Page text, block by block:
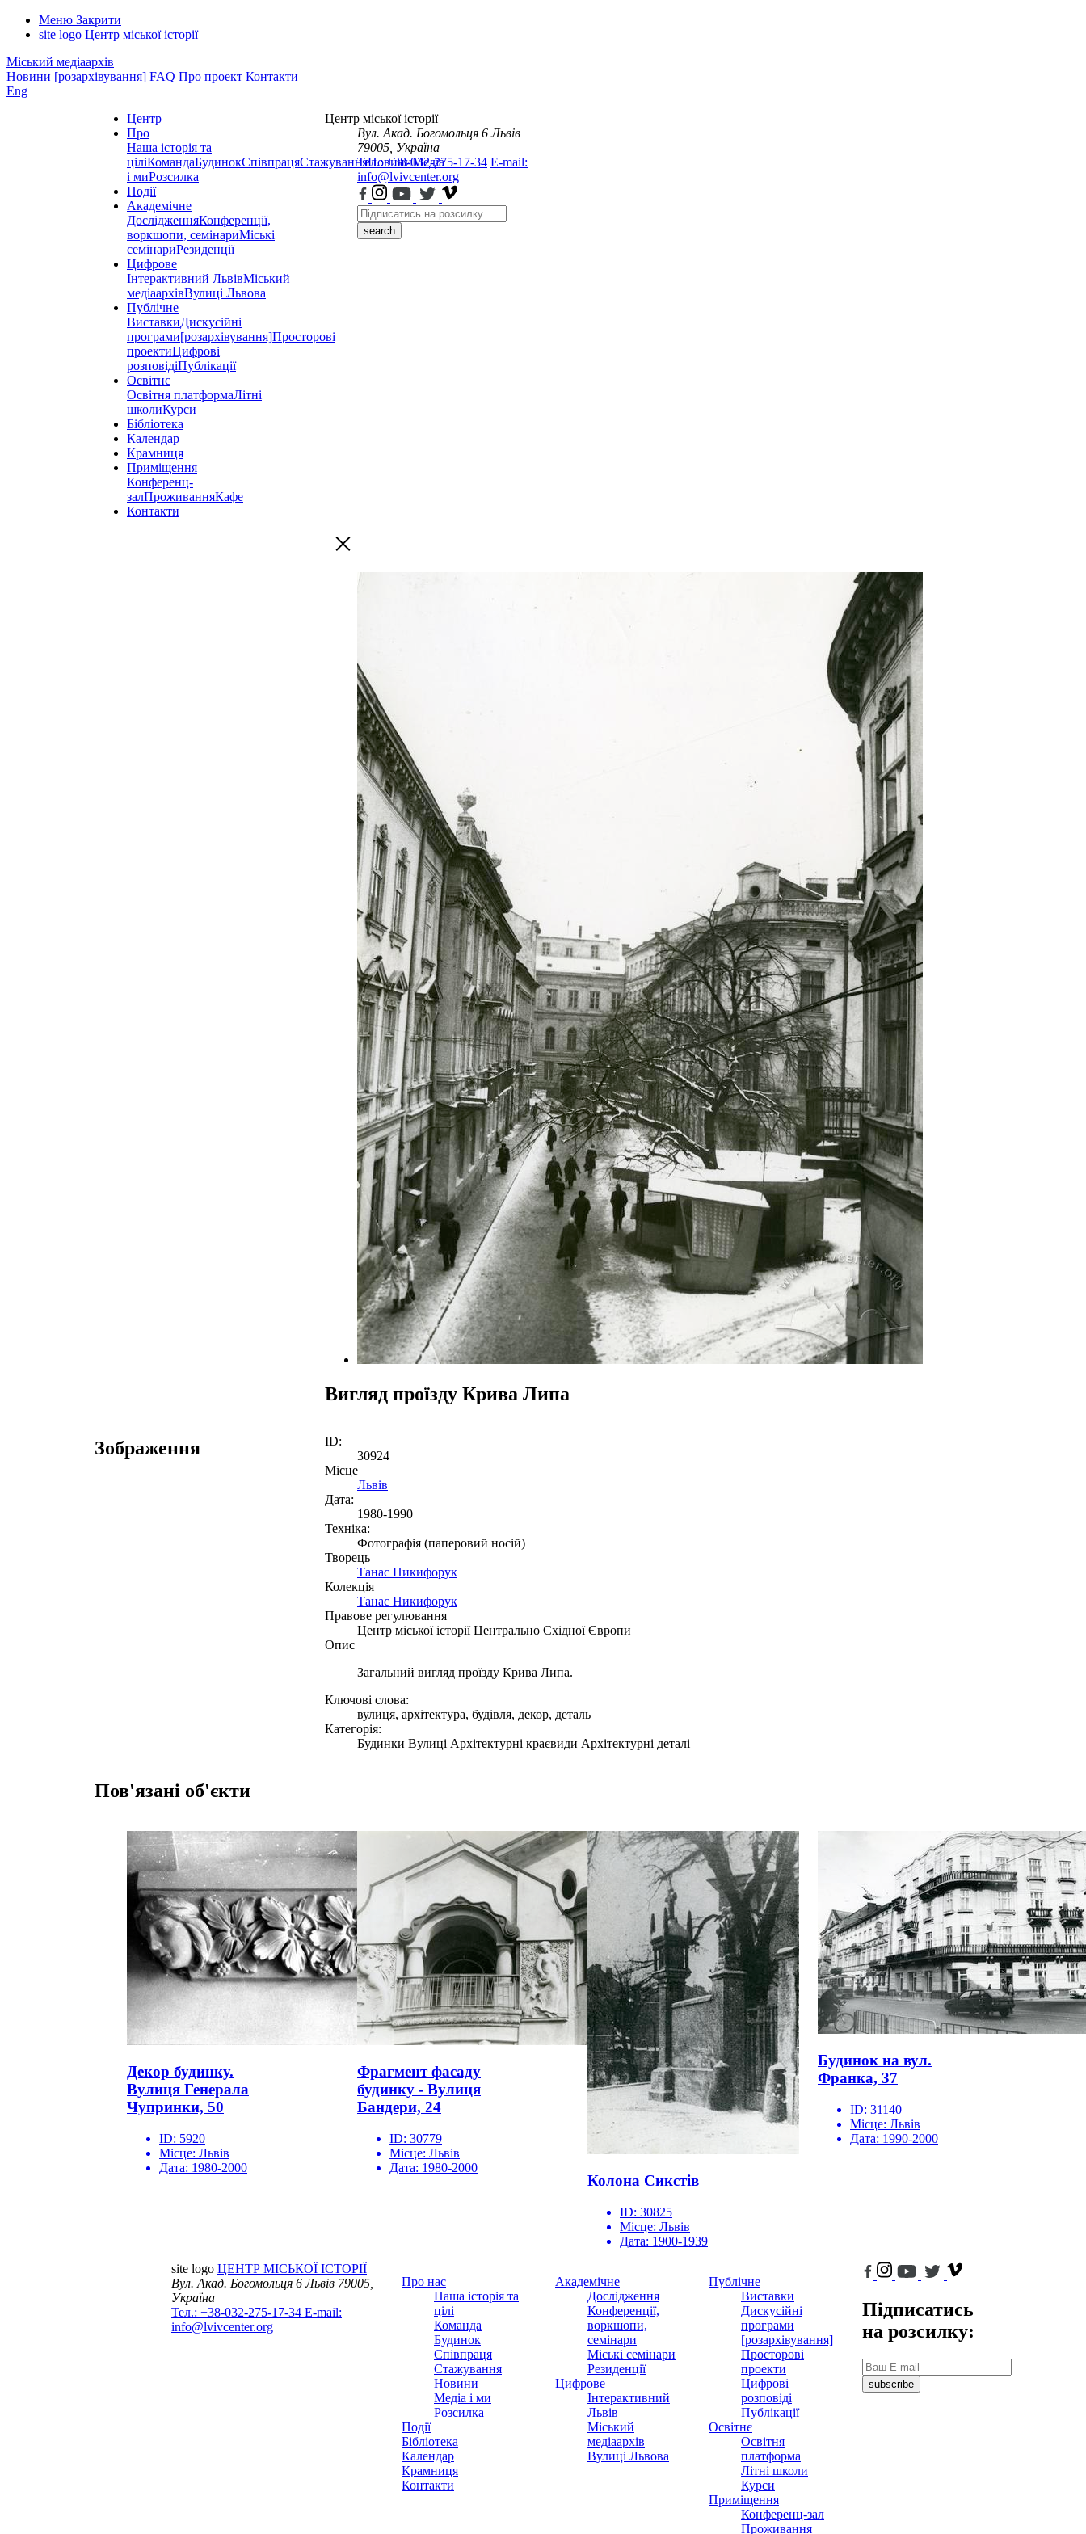
Меню Закрити
site logo Центр міської історії
Міський медіаархів
Новини [розархівування] FAQ Про проект Контакти
Eng
Центр
Про
Наша історія та
ціліКомандаБудинокСпівпрацяСтажуванняНовиниМедіа
і миРозсилка
Події
Академічне
ДослідженняКонференції,
воркшопи, семінариМіські
семінариРезиденції
Цифрове
Інтерактивний ЛьвівМіський
медіаархівВулиці Львова
Публічне
ВиставкиДискусійні
програми[розархівування]Просторові
проектиЦифрові
розповідіПублікації
Освітнє
Освітня платформаЛітні
школиКурси
Бібліотека
Календар
Крамниця
Приміщення
Конференц-
залПроживанняКафе
Контакти
Центр міської історії
Вул. Акад. Богомольця 6 Львів
79005, Україна
Тел.: +38-032-275-17-34 E-mail:
info@lvivcenter.org
search
Вигляд проїзду Крива Липа
Зображення
ID:
30924
Місце
Львів
Дата:
1980-1990
Техніка:
Фотографія (паперовий носій)
Творець
Танас Никифорук
Колекція
Танас Никифорук
Правове регулювання
Центр міської історії Центрально Східної Європи
Опис
Загальний вигляд проїзду Крива Липа.
Ключові слова:
вулиця, архітектура, будівля, декор, деталь
Категорія:
Будинки Вулиці Архітектурні краєвиди Архітектурні деталі
Пов'язані об'єкти
Декор будинку.
Вулиця Генерала
Чупринки, 50
ID: 5920
Місце: Львів
Дата: 1980-2000
Фрагмент фасаду
будинку - Вулиця
Бандери, 24
ID: 30779
Місце: Львів
Дата: 1980-2000
Колона Сикстів
ID: 30825
Місце: Львів
Дата: 1900-1939
Будинок на вул.
Франка, 37
ID: 31140
Місце: Львів
Дата: 1990-2000
site logo ЦЕНТР МІСЬКОЇ ІСТОРІЇ
Вул. Акад. Богомольця 6Львів 79005,
Україна
Тел.: +38-032-275-17-34 E-mail:
info@lvivcenter.org
Про нас
Наша історія та
цілі
Команда
Будинок
Співпраця
Стажування
Новини
Медіа і ми
Розсилка
Події
Бібліотека
Календар
Крамниця
Контакти
Академічне
Дослідження
Конференції,
воркшопи,
семінари
Міські семінари
Резиденції
Цифрове
Інтерактивний
Львів
Міський
медіаархів
Вулиці Львова
Публічне
Виставки
Дискусійні
програми
[розархівування]
Просторові
проекти
Цифрові
розповіді
Публікації
Освітнє
Освітня
платформа
Літні школи
Курси
Приміщення
Конференц-зал
Проживання
Підписатись
на розсилку:
subscribe